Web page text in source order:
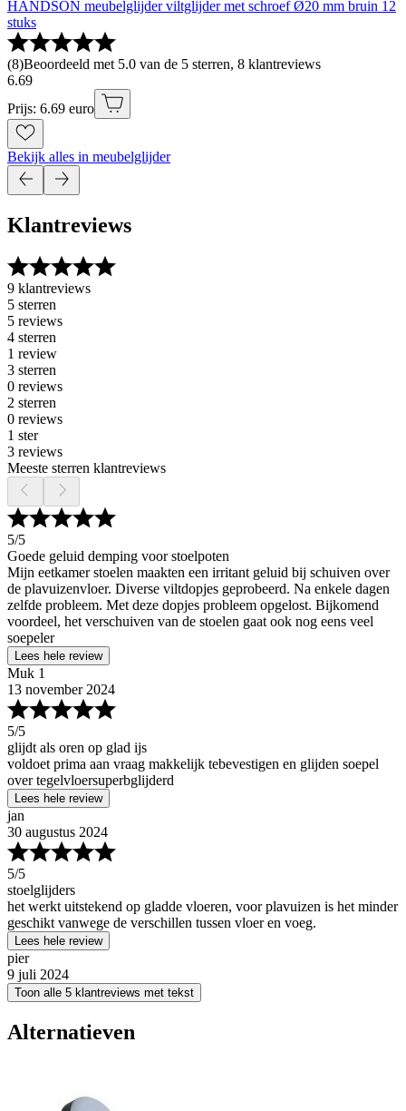
HANDSON meubelglijder viltglijder met schroef Ø20 mm bruin 12
stuks
(8)Beoordeeld met 5.0 van de 5 sterren, 8 klantreviews
6.69
Prijs: 6.69 euro
Bekijk alles in meubelglijder
Klantreviews
9 klantreviews
5 sterren
5 reviews
4 sterren
1 review
3 sterren
0 reviews
2 sterren
0 reviews
1 ster
3 reviews
Meeste sterren klantreviews
5/5
Goede geluid demping voor stoelpoten
Mijn eetkamer stoelen maakten een irritant geluid bij schuiven over
de plavuizenvloer. Diverse viltdopjes geprobeerd. Na enkele dagen
zelfde probleem. Met deze dopjes probleem opgelost. Bijkomend
voordeel, het verschuiven van de stoelen gaat ook nog eens veel
soepeler
Lees hele review
Muk 1
13 november 2024
5/5
glijdt als oren op glad ijs
voldoet prima aan vraag makkelijk tebevestigen en glijden soepel
over tegelvloersuperbglijderd
Lees hele review
jan
30 augustus 2024
5/5
stoelglijders
het werkt uitstekend op gladde vloeren, voor plavuizen is het minder
geschikt vanwege de verschillen tussen vloer en voeg.
Lees hele review
pier
9 juli 2024
Toon alle 5 klantreviews met tekst
Alternatieven